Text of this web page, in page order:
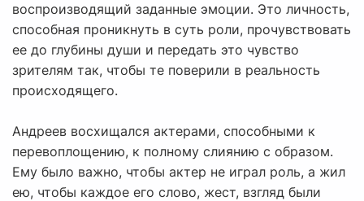
воспроизводящий заданные эмоции. Это личность,
способная проникнуть в суть роли, прочувствовать
ее до глубины души и передать это чувство
зрителям так, чтобы те поверили в реальность
происходящего.
Андреев восхищался актерами, способными к
перевоплощению, к полному слиянию с образом.
Ему было важно, чтобы актер не играл роль, а жил
ею, чтобы каждое его слово, жест, взгляд были